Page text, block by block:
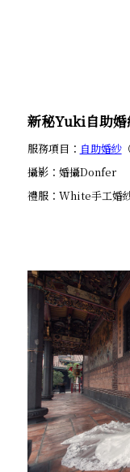
新秘Yuki自助
服務項目： 自助婚紗
攝影：婚攝Donfer
禮服：White手工婚